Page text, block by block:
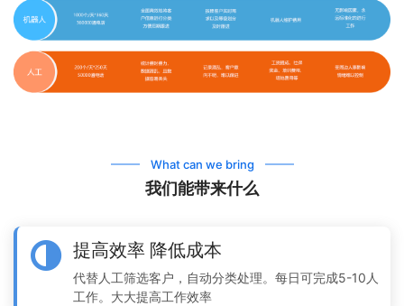
我们能带来什么
What can we bring
提高效率 降低成本
代替人工筛选客户，自动分类处理。每日可完成5-10人
工作。大大提高工作效率